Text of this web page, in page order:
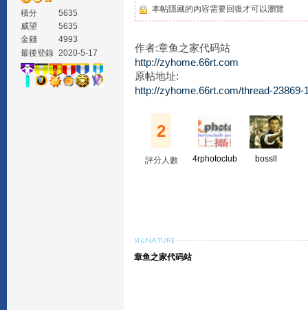
積分
5635
威望
5635
金錢
4993
最後登錄 2020-5-17
本帖隱藏的內容需要回復才可以瀏覽
作者:章鱼之家代码站
http://zyhome.66rt.com
原帖地址:
http://zyhome.66rt.com/thread-23869-
2
評分人數 4rphotoclub bossll
章鱼之家代码站